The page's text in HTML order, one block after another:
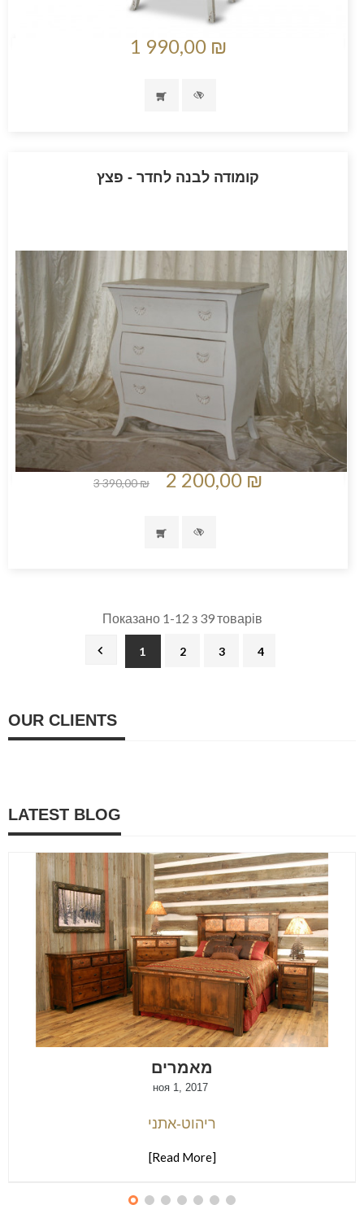
1 990,00 ₪
קומודה לבנה לחדר - פצץ
3 390,00 ₪ 2 200,00 ₪
Показано 1-12 з 39 товарів
1 2 3 4

OUR CLIENTS
LATEST BLOG
מאמרים
ноя 1, 2017
ריהוט-אתני
[Read More]